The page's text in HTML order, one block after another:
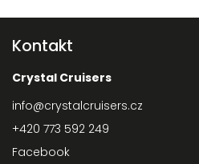
Kontakt
Crystal Cruisers
info@crystalcruisers.cz
+420 773 592 249
Facebook